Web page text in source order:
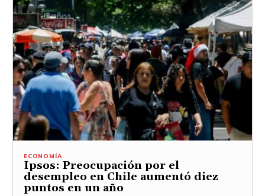
ECONOMÍA
Ipsos: Preocupación por el
desempleo en Chile aumentó diez
puntos en un año